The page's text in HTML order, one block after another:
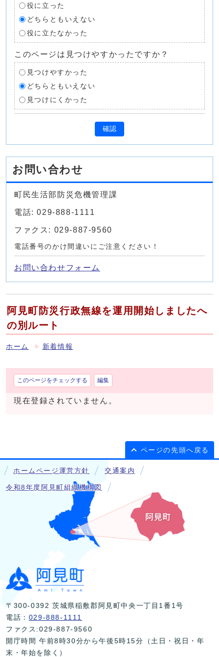
役に立った
どちらともいえない
役に立たなかった
このページは見つけやすかったですか？
見つけやすかった
どちらともいえない
見つけにくかった
確認
お問い合わせ
町民生活部防災危機管理課
電話: 029-888-1111
ファクス: 029-887-9560
電話番号のかけ間違いにご注意ください！
お問い合わせフォーム
阿見町防災行政無線を運用開始しましたへ
の別ルート
ホーム 新着情報
このページをチェックする 編集
現在登録されていません。
ページの先頭へ戻る
ホームページ運営方針 交通案内
令和8年度阿見町組織機構図
〒300-0392 茨城県稲敷郡阿見町中央一丁目1番1号
電話： 029-888-1111
ファクス:029-887-9560
開庁時間 午前8時30分から午後5時15分（土日・祝日・年
末・年始を除く）